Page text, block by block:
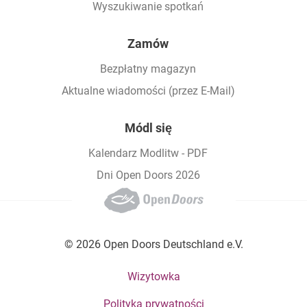
Wyszukiwanie spotkań
Zamów
Bezpłatny magazyn
Aktualne wiadomości (przez E-Mail)
Módl się
Kalendarz Modlitw - PDF
Dni Open Doors 2026
© 2026 Open Doors Deutschland e.V.
Footer bottom menuWizytowka
Polityka prywatności